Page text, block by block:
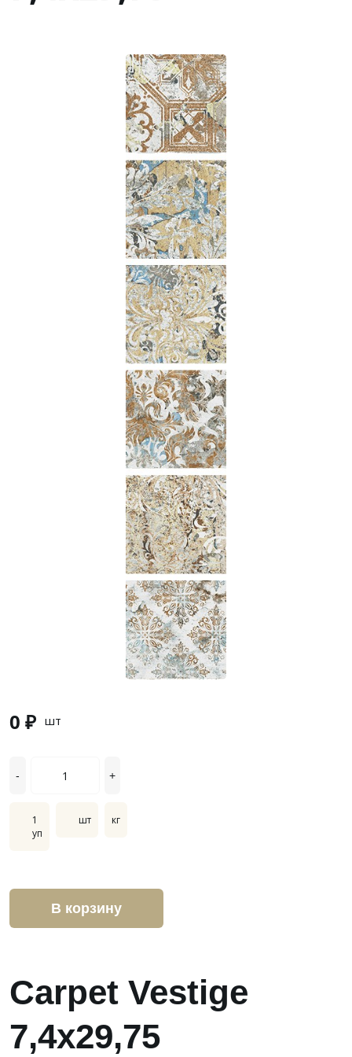
Carpet Vestige
7,4x29,75
0 ₽ шт
- +
1
уп
шт кг
В корзину